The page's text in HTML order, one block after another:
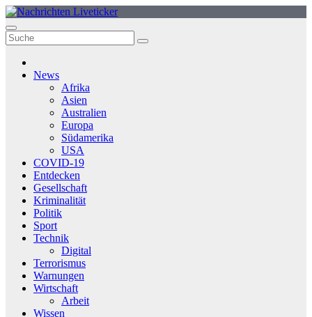
Zum
Inhalt
springen
News
Afrika
Asien
Australien
Europa
Südamerika
USA
COVID-19
Entdecken
Gesellschaft
Kriminalität
Politik
Sport
Technik
Digital
Terrorismus
Warnungen
Wirtschaft
Arbeit
Wissen